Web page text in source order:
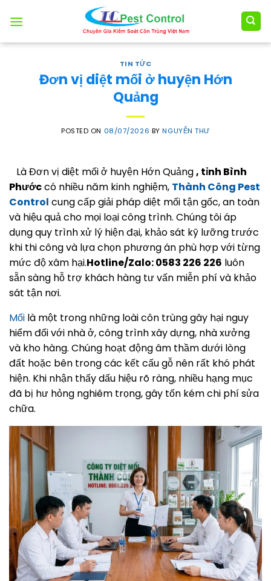
TIN TỨC
Đơn vị diệt mối ở huyện Hớn
Quảng
POSTED ON 08/07/2026 BYNGUYỄN THƯ
Là Đơn vị diệt mối ở huyện Hớn Quảng, tỉnh Bình
Phướccó nhiều năm kinh nghiệm, Thành Công Pest
Control cung cấp giải pháp diệt mối tận gốc, an toàn
và hiệu quả cho mọi loại công trình. Chúng tôi áp
dụng quy trình xử lý hiện đại, khảo sát kỹ lưỡng trước
khi thi công và lựa chọn phương án phù hợp với từng
mức độ xâm hại.Hotline/Zalo: 0583 226 226 luôn
sẵn sàng hỗ trợ khách hàng tư vấn miễn phí và khảo
sát tận nơi.
Mối là một trong những loài côn trùng gây hại nguy
hiểm đối với nhà ở, công trình xây dựng, nhà xưởng
và kho hàng. Chúng hoạt động âm thầm dưới lòng
đất hoặc bên trong các kết cấu gỗ nên rất khó phát
hiện. Khi nhận thấy dấu hiệu rõ ràng, nhiều hạng mục
đã bị hư hỏng nghiêm trọng, gây tốn kém chi phí sửa
chữa.